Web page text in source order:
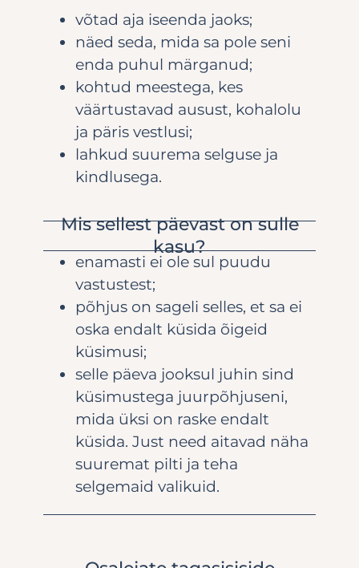
võtad aja iseenda jaoks;
näed seda, mida sa pole seni
enda puhul märganud;
kohtud meestega, kes
väärtustavad ausust, kohalolu
ja päris vestlusi;
lahkud suurema selguse ja
kindlusega.
Mis sellest päevast on sulle
kasu?
enamasti ei ole sul puudu
vastustest;
põhjus on sageli selles, et sa ei
oska endalt küsida õigeid
küsimusi;
selle päeva jooksul juhin sind
küsimustega juurpõhjuseni,
mida üksi on raske endalt
küsida. Just need aitavad näha
suuremat pilti ja teha
selgemaid valikuid.